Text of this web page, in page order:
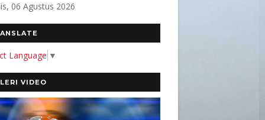
KAMI MEMBANGUN MEDIA YANG
06 Agustus 2026
Language ▼
VIDEO